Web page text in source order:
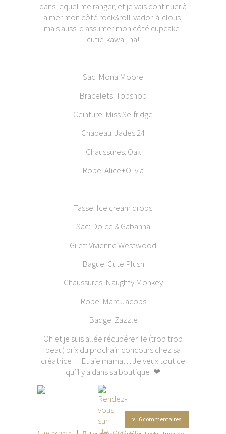
dans lequel me ranger, et je vais continuer à
aimer mon côté rock&roll-vador-à-clous,
mais aussi d’assumer mon côté cupcake-
cutie-kawai, na!
Sac: Mona Moore
Bracelets: Topshop
Ceinture: Miss Selfridge
Chapeau: Jades 24
Chaussures: Oak
Robe: Alice+Olivia
Tasse: Ice cream drops
Sac: Dolce & Gabanna
Gilet: Vivienne Westwood
Bague: Cute Plush
Chaussures: Naughty Monkey
Robe: Marc Jacobs
Badge: Zazzle
Oh et je suis allée récupérer le (trop trop
beau) prix du prochain concours chez sa
créatrice… Et aie mama… Je veux tout ce
qu’il y a dans sa boutique! ❤
6 commentaires